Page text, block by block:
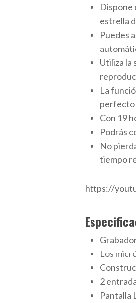
Dispone
estrella
Puedes
Utiliza la
La
perfecto
Con 19
Podrás
No
tiempo
https://
Los
2
Pantalla